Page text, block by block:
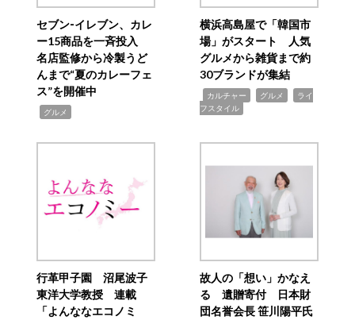
セブン‐イレブン、カレ
ー15商品を一斉投入
名店監修から冷製うど
んまで“夏のカレーフェ
ス”を開催中
グルメ
横浜高島屋で「韓国市
場」がスタート 人気
グルメから雑貨まで約
30ブランドが集結
カルチャー グルメ
ライ
フスタイル
行革甲子園 沼尾波子
東洋大学教授 連載
「よんななエコノミ
故人の「想い」かなえ
る 遺贈寄付 日本財
団名誉会長 笹川陽平氏